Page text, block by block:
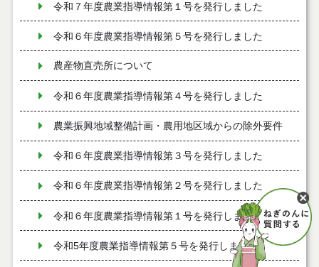
令和７年度農業指導情報第１号を発行しました
令和６年度農業指導情報第５号を発行しました
農産物直売所について
令和６年度農業指導情報第４号を発行しました
農業振興地域整備計画・農用地区域からの除外要件
令和６年度農業指導情報第３号を発行しました
令和６年度農業指導情報第２号を発行しました
令和６年度農業指導情報第１号を発行しました
令和5年度農業指導情報第５号を発行しました